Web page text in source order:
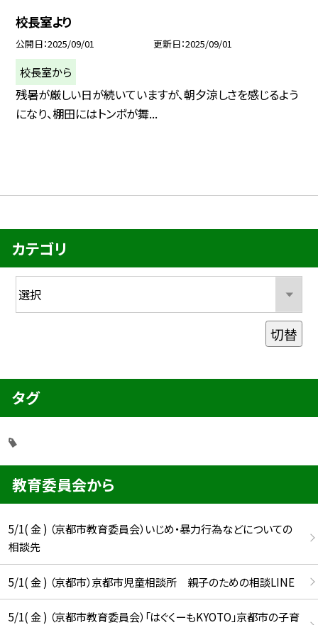
校長室より
公開日 2025/09/01 更新日 2025/09/01
校長室から
残暑が厳しい日が続いていますが、朝夕涼しさを感じるよう
になり、棚田にはトンボが舞...
カテゴリ
切替
タグ
教育委員会から
5/1( 金 ) （京都市教育委員会）いじめ・暴力行為などについての
相談先
5/1( 金 ) （京都市）京都市児童相談所 親子のための相談LINE
5/1( 金 ) （京都市教育委員会）「はぐくーもKYOTO」京都市の子育